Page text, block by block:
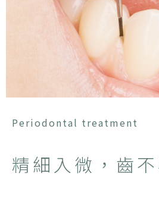
Periodontal treatment
精細入微，齒